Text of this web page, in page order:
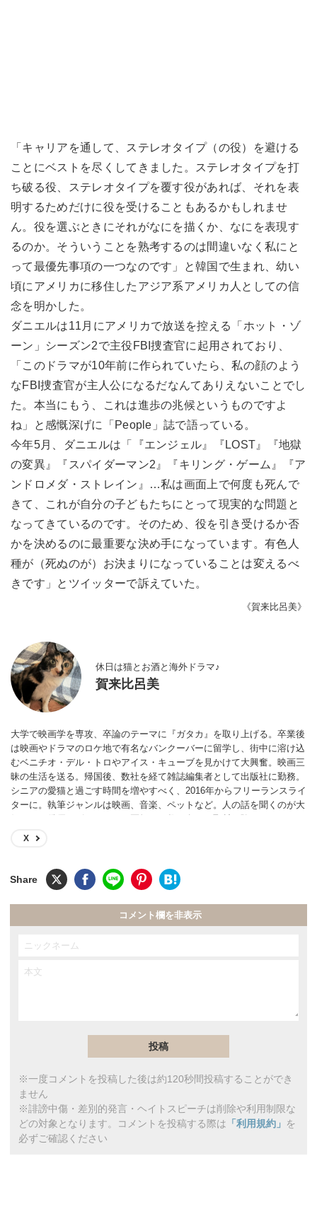
「キャリアを通して、ステレオタイプ（の役）を避ける
ことにベストを尽くしてきました。ステレオタイプを打
ち破る役、ステレオタイプを覆す役があれば、それを表
明するためだけに役を受けることもあるかもしれませ
ん。役を選ぶときにそれがなにを描くか、なにを表現す
るのか。そういうことを熟考するのは間違いなく私にと
って最優先事項の一つなのです」と韓国で生まれ、幼い
頃にアメリカに移住したアジア系アメリカ人としての信
念を明かした。
ダニエルは11月にアメリカで放送を控える「ホット・ゾ
ーン」シーズン2で主役FBI捜査官に起用されており、
「このドラマが10年前に作られていたら、私の顔のよう
なFBI捜査官が主人公になるだなんてありえないことでし
た。本当にもう、これは進歩の兆候というものですよ
ね」と感慨深げに「People」誌で語っている。
今年5月、ダニエルは「『エンジェル』『LOST』『地獄
の変異』『スパイダーマン2』『キリング・ゲーム』『ア
ンドロメダ・ストレイン』…私は画面上で何度も死んで
きて、これが自分の子どもたちにとって現実的な問題と
なってきているのです。そのため、役を引き受けるか否
かを決めるのに最重要な決め手になっています。有色人
種が（死ぬのが）お決まりになっていることは変えるべ
きです」とツイッターで訴えていた。
《賀来比呂美》
休日は猫とお酒と海外ドラマ♪
賀来比呂美
大学で映画学を専攻、卒論のテーマに『ガタカ』を取り上げる。卒業後
は映画やドラマのロケ地で有名なバンクーバーに留学し、街中に溶け込
むベニチオ・デル・トロやアイス・キューブを見かけて大興奮。映画三
昧の生活を送る。帰国後、数社を経て雑誌編集者として出版社に勤務。
シニアの愛猫と過ごす時間を増やすべく、2016年からフリーランスライ
ターに。執筆ジャンルは映画、音楽、ペットなど。人の話を聞くのが大
X
コメント欄を非表示
※一度コメントを投稿した後は約120秒間投稿することができ
ません
※誹謗中傷・差別的発言・ヘイトスピーチは削除や利用制限な
どの対象となります。コメントを投稿する際は 「利用規約」 を
必ずご確認ください